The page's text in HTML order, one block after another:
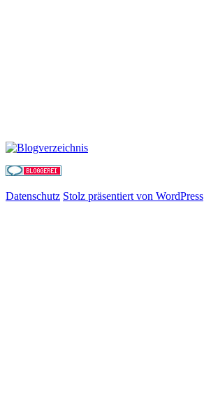
Datenschutz Stolz präsentiert von WordPress